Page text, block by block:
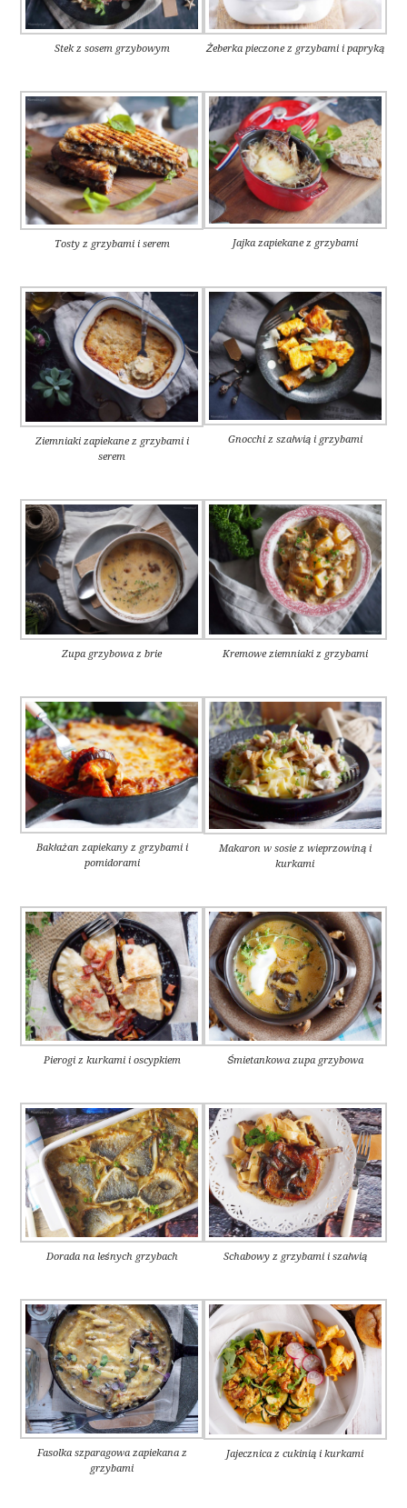
Stek z sosem grzybowym Żeberka pieczone z grzybami i papryką
Tosty z grzybami i serem Jajka zapiekane z grzybami
Ziemniaki zapiekane z grzybami i
serem
Gnocchi z szałwią i grzybami
Zupa grzybowa z brie Kremowe ziemniaki z grzybami
Bakłażan zapiekany z grzybami i
pomidorami
Makaron w sosie z wieprzowiną i
kurkami
Pierogi z kurkami i oscypkiem Śmietankowa zupa grzybowa
Dorada na leśnych grzybach Schabowy z grzybami i szałwią
Fasolka szparagowa zapiekana z
grzybami
Jajecznica z cukinią i kurkami